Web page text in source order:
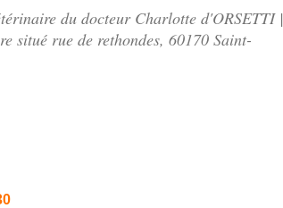
du docteur Charlotte d'ORSETTI |
situé rue de rethondes, 60170 Saint-